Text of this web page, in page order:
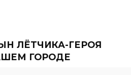
ЛЁТЧИКА-ГЕРОЯ
ГОРОДЕ